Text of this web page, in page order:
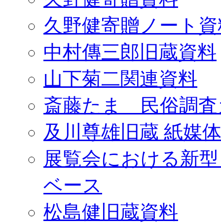
久野健寄贈ノート
中村傳三郎旧蔵資料
山下菊二関連資料
斎藤たま 民俗調査
及川尊雄旧蔵 紙媒
展覧会における新
ベース
松島健旧蔵資料